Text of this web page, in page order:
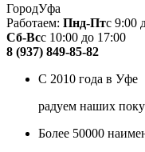
ГородУфа
Работаем: Пнд-Птс 9:00
Сб-Всс 10:00 до 17:00
8 (937) 849-85-82
С 2010 года в Уфе
радуем наших
Более 50000